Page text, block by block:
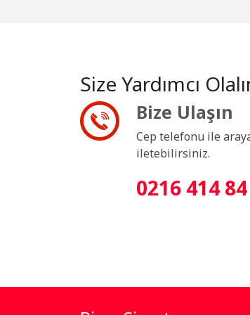
Size Yardımcı
Bize Ulaşın
Cep telefonu ile
iletebilirsiniz.
0216 414